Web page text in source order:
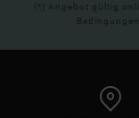
(*) Angebot gültig